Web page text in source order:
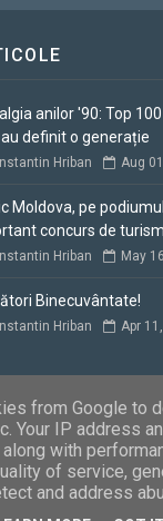
anilor '90: Top
definit o generație
Hriban Aug
Moldova, pe
concurs de
Hriban May
Binecuvântate!
Hriban Apr
Copyright © 2012 -
rezervate
from Google to
Your IP address
with
of service,
and address